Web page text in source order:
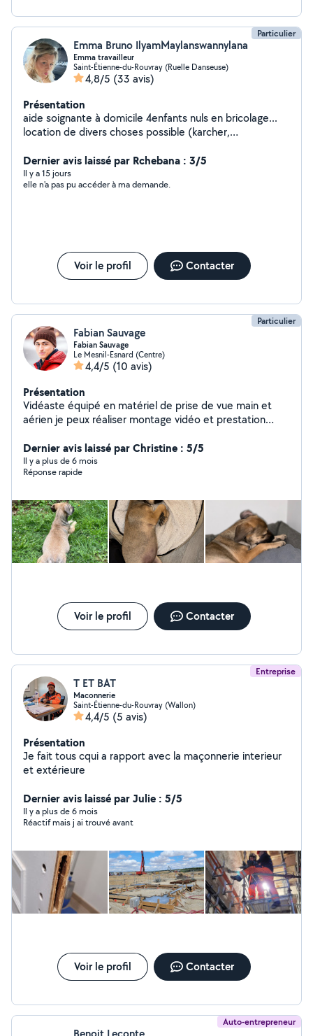
Particulier
Emma Bruno IlyamMaylanswannylana
Emma travailleur
Saint-Étienne-du-Rouvray (Ruelle Danseuse)
4,8/5 (33 avis)
Présentation
aide soignante à domicile 4enfants nuls en bricolage...
location de divers choses possible (karcher,
raclette,fondue,gauffre, gonfflleur,portant,table
valise,mange debout,machine à glaçons,machine à glace
granité,tous pour extérieur (taille haie, Rotofil,tondeuse,
Dernier avis laissé par Rchebana : 3/5
Il y a 15 jours
elle n'a pas pu accéder à ma demande.
Voir le profil Contacter
Particulier
Fabian Sauvage
Fabian Sauvage
Le Mesnil-Esnard (Centre)
4,4/5 (10 avis)
Présentation
Vidéaste équipé en matériel de prise de vue main et
aérien je peux réaliser montage vidéo et prestation
de chien je peux m'occuper avec un immense plaisirs de
garder chez vous vos petites boules de poils.
Dernier avis laissé par Christine : 5/5
Il y a plus de 6 mois
Réponse rapide
Voir le profil Contacter
Entreprise
T ET BAT
Maconnerie
Saint-Étienne-du-Rouvray (Wallon)
4,4/5 (5 avis)
Présentation
Je fait tous cqui a rapport avec la maçonnerie interieur
et extérieure
Dernier avis laissé par Julie : 5/5
Il y a plus de 6 mois
Réactif mais j ai trouvé avant
Voir le profil Contacter
Auto-entrepreneur